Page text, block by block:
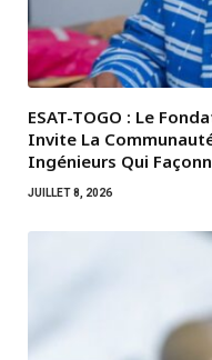
ESAT-TOGO : Le
Invite La
Ingénieurs Qui
JUILLET 8, 2026